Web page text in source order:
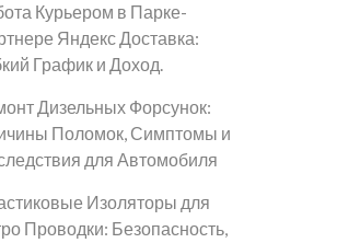
Курьером в Парке-
Яндекс Доставка:
График и Доход.
Дизельных Форсунок:
Поломок, Симптомы и
для Автомобиля
Изоляторы для
Проводки: Безопасность,